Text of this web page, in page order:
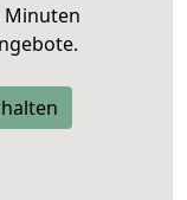
Minuten